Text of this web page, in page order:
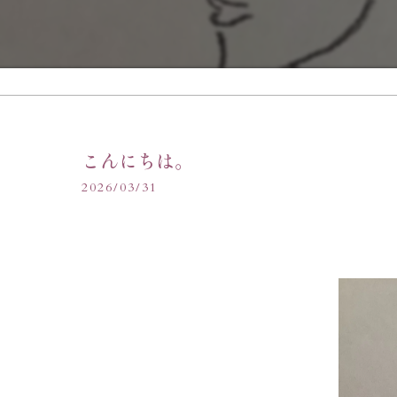
こんにちは。
2026/03/31